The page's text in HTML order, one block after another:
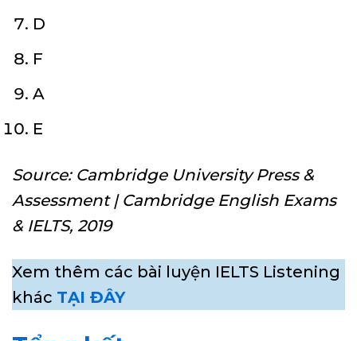
D
F
A
E
Source: Cambridge University Press &
Assessment | Cambridge English Exams
& IELTS, 2019
Xem thêm các bài luyện IELTS Listening
khác TẠI ĐÂY